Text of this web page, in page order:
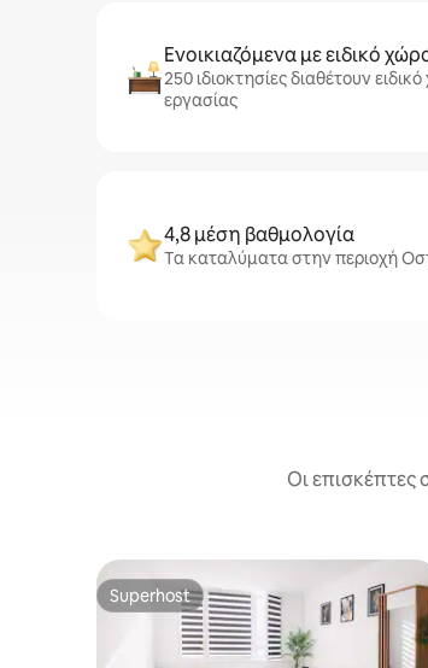
Ενοικιαζόμενα με ειδικό
250 ιδιοκτησίες διαθέτουν
εργασίας
4,8 μέση βαθμολογία
Τα καταλύματα στην περιοχή
Οι
Superhost
Superhost